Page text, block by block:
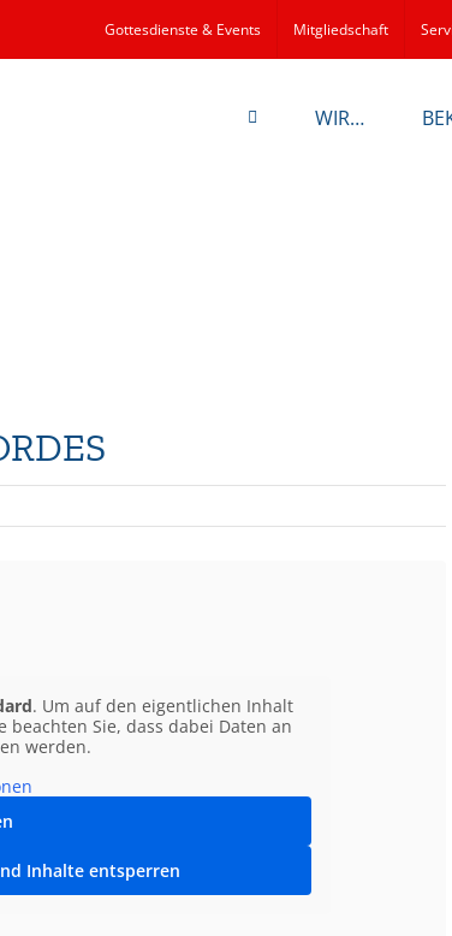
Gottesdienste & Events Mitgliedschaft
WIR…
. Um auf den eigentlichen Inhalt
Sie, dass dabei Daten an
werden.
Inhalte entsperren